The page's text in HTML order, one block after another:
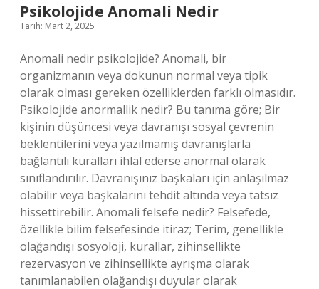
Psikolojide Anomali Nedir
Tarih: Mart 2, 2025
Anomali nedir psikolojide? Anomali, bir
organizmanın veya dokunun normal veya tipik
olarak olması gereken özelliklerden farklı olmasıdır.
Psikolojide anormallik nedir? Bu tanıma göre; Bir
kişinin düşüncesi veya davranışı sosyal çevrenin
beklentilerini veya yazılmamış davranışlarla
bağlantılı kuralları ihlal ederse anormal olarak
sınıflandırılır. Davranışınız başkaları için anlaşılmaz
olabilir veya başkalarını tehdit altında veya tatsız
hissettirebilir. Anomali felsefe nedir? Felsefede,
özellikle bilim felsefesinde itiraz; Terim, genellikle
olağandışı sosyoloji, kurallar, zihinsellikte
rezervasyon ve zihinsellikte ayrışma olarak
tanımlanabilen olağandışı duyular olarak